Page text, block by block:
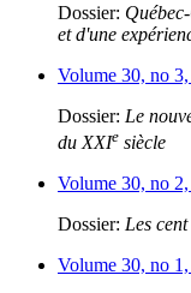
Dossier:
et d'une
Volume 30, no
Dossier: Le
du XXIe siècle
Volume 30, no
Dossier: Les
Volume 30, no